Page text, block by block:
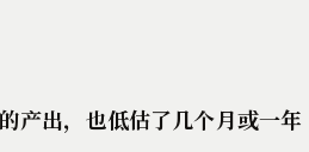
产出，也低估了几个月或一年